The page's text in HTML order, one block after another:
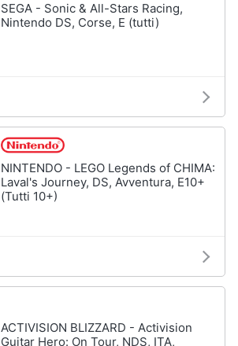
SEGA - Sonic & All-Stars Racing,
Nintendo DS, Corse, E (tutti)
NINTENDO - LEGO Legends of CHIMA:
Laval's Journey, DS, Avventura, E10+
(Tutti 10+)
ACTIVISION BLIZZARD - Activision
Guitar Hero: On Tour, NDS, ITA,